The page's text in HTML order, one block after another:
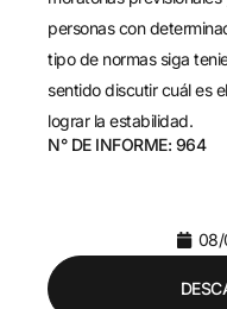
personas con
tipo de normas siga
sentido discutir cuál es
lograr la estabilidad.
N° DE INFORME: 964
08/